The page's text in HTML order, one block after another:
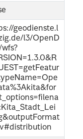
geodienste.l
l3/OpenD